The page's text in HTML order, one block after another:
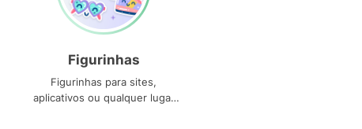
Figurinhas
Figurinhas para sites,
aplicativos ou qualquer lugar